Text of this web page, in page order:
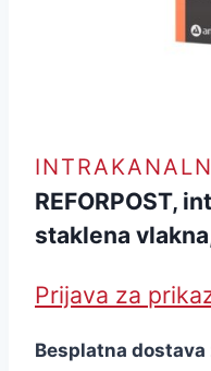
REFORPOST,
staklena
Prijava za
Besplatna